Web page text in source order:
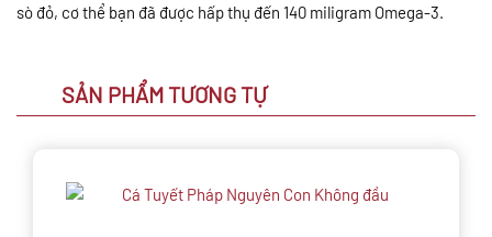
sò đỏ, cơ thể bạn đã được hấp thụ đến 140 miligram Omega-3.
SẢN PHẨM TƯƠNG TỰ